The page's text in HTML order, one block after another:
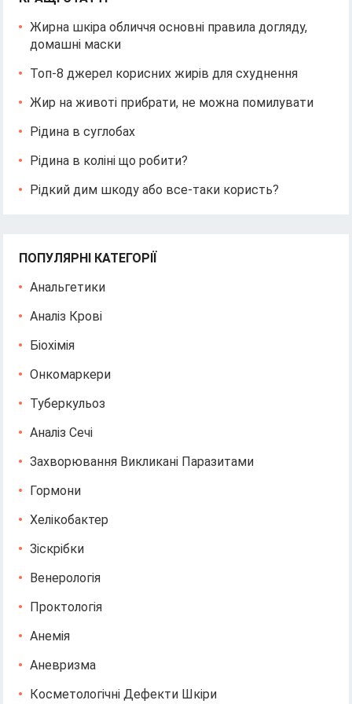
Жирна шкіра обличчя основні правила догляду,
домашні маски
Топ-8 джерел корисних жирів для схуднення
Жир на животі прибрати, не можна помилувати
Рідина в суглобах
Рідина в коліні що робити?
Рідкий дим шкоду або все-таки користь?
ПОПУЛЯРНІ КАТЕГОРІЇ
Анальгетики
Аналіз Крові
Біохімія
Онкомаркери
Туберкульоз
Аналіз Сечі
Захворювання Викликані Паразитами
Гормони
Хелікобактер
Зіскрібки
Венерологія
Проктологія
Анемія
Аневризма
Косметологічні Дефекти Шкіри